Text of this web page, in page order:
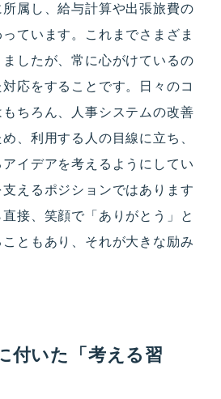
属し、給与計算や出張旅費の
ています。これまでさまざま
したが、常に心がけているの
応をすることです。日々のコ
もちろん、人事システムの改善
、利用する人の目線に立ち、
イデアを考えるようにしてい
えるポジションではあります
接、笑顔で「ありがとう」と
ともあり、それが大きな励み
付いた「考える習